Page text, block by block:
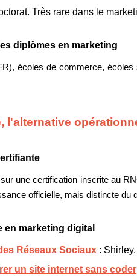
Très rare dans le
diplômes en marketing
écoles de commerce,
l'alternative
une certification inscrite au
officielle, mais distincte du
en marketing digital
Réseaux Sociaux :
un site internet sans coder